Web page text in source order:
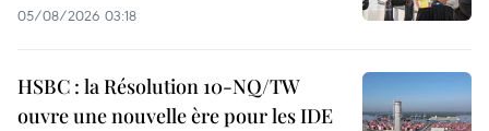
05/08/2026 03:18
HSBC : la Résolution 10-NQ/TW
ouvre une nouvelle ère pour les IDE